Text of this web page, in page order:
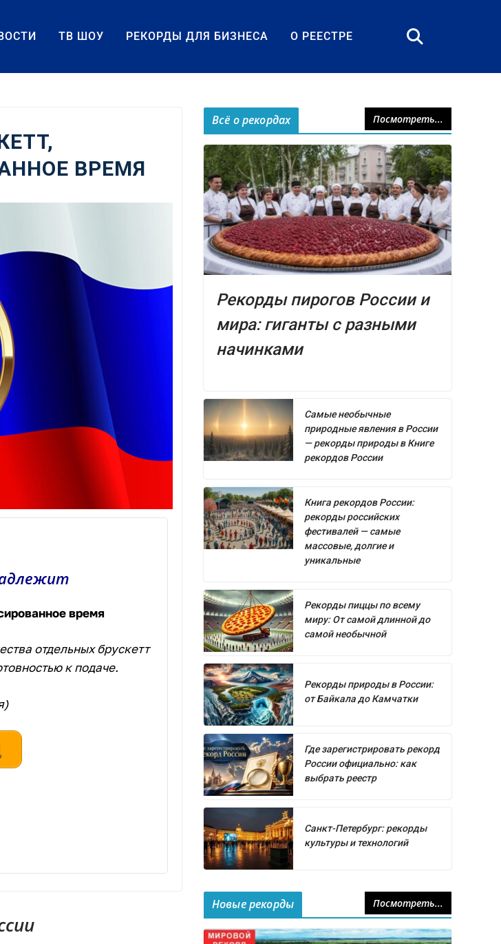
ТВ ШОУ РЕКОРДЫ ДЛЯ БИЗНЕСА О РЕЕСТРЕ
ВРЕМЯ
время
отдельных брускетт
к подаче.
Всё о рекордах Посмотреть...
Рекорды пирогов России и
мира: гиганты с разными
начинками
Самые необычные
природные явления в России
— рекорды природы в Книге
рекордов России
Книга рекордов России:
рекорды российских
фестивалей — самые
массовые, долгие и
уникальные
Рекорды пиццы по всему
миру: От самой длинной до
самой необычной
Рекорды природы в России:
от Байкала до Камчатки
Где зарегистрировать рекорд
России официально: как
выбрать реестр
Санкт-Петербург: рекорды
культуры и технологий
Новые рекорды Посмотреть...